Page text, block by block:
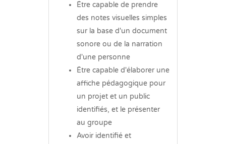
Être capable de prendre
des notes visuelles simples
sur la base d'un document
sonore ou de la narration
d'une personne
Être capable d'élaborer une
affiche pédagogique pour
un projet et un public
identifiés, et le présenter
au groupe
Avoir identifié et